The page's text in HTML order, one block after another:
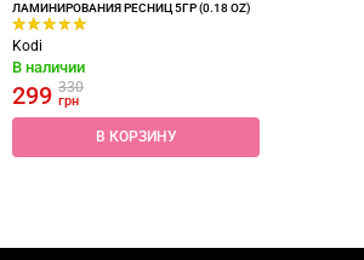
ЛАМИНИРОВАНИЯ РЕСНИЦ 5ГР (0.18 OZ)
Kodi
В наличии
299 330
грн
В КОРЗИНУ